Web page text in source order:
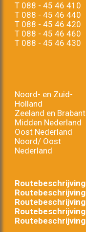
T 088 - 45 46 410
T 088 - 45 46 440
T 088 - 45 46 420
T 088 - 45 46 460
T 088 - 45 46 430
Noord- en Zuid-
Holland
Zeeland en Brabant
Midden Nederland
Oost Nederland
Noord/ Oost
Nederland
Routebeschrijving
Routebeschrijving
Routebeschrijving
Routebeschrijving
Routebeschrijving